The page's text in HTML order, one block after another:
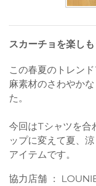
スカーチョを楽しも
この春夏のトレン
麻素材のさわやか
た。
今回はTシャツを合
ップに変えて夏、
アイテムです。
協力店舗 ：